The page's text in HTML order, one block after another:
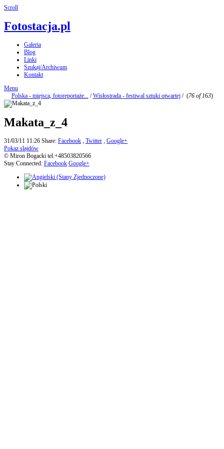
Scroll
Fotostacja.pl
Galeria
Blog
Linki
Szukaj/Archiwum
Kontakt
Menu
Polska - miejsca, fotoreportaże... /Wisłostrada - festiwal sztuki otwartej/ (76 of 163)
Makata_z_4
31/03/11 11:26 Share: Facebook , Twitter , Google+
Pokaz slajdów
© Miron Bogacki tel.+48503820566
Stay Connected: Facebook Google+